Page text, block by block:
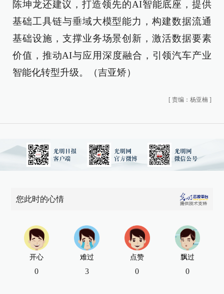
陈坤龙还建议，打造领先的AI智能底座，提供
基础工具链与垂域大模型能力，构建数据流通
基础设施，支撑业务场景创新，激活数据要素
价值，推动AI与应用深度融合，引领汽车产业
智能化转型升级。（吉亚矫）
[ 责编：杨亚楠 ]
您此时的心情
开心
0
难过
3
点赞
0
飘过
0